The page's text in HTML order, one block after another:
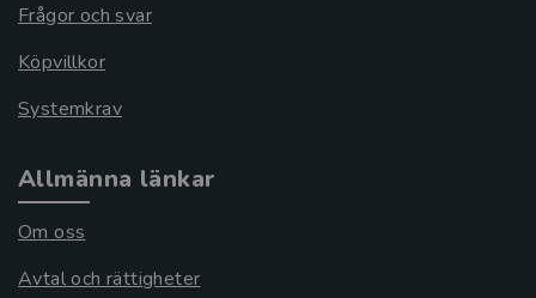
Frågor och svar
Köpvillkor
Systemkrav
Allmänna länkar
Om oss
Avtal och rättigheter